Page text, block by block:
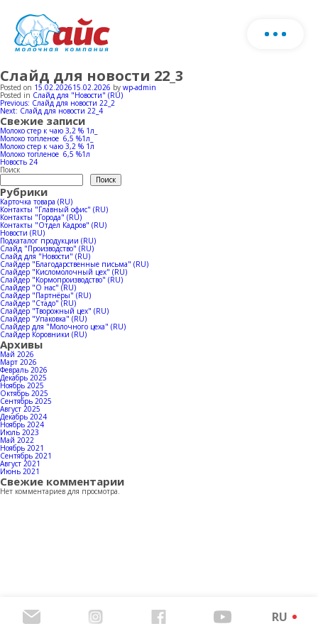
Скачать каталог продукции
О нас
Продукция
Молочная продукция
Мороженое
Horeca
Ферма
Стадо
Коровники
Производство
Производство молока
Производство мороженое
Новости
География продаж
Контакты
Слайд для новости 22_3
Posted on 15.02.202615.02.2026 by wp-admin
Posted in Слайд для "Новости" (RU)
Навигация
по
записям
Previous: Слайд для новости 22_2
Next: Слайд для новости 22_4
Свежие записи
Молоко стер к чаю 3,2 % 1л_
Молоко топленое 6,5 %1л_
Молоко стер к чаю 3,2 % 1л
Молоко топленое 6,5 %1л
Новость 24
Поиск
Поиск
Рубрики
Карточка товара (RU)
Контакты "Главный офис" (RU)
Контакты "Города" (RU)
Контакты "Отдел Кадров" (RU)
Новости (RU)
Подкаталог продукции (RU)
Слайд "Производство" (RU)
Слайд для "Новости" (RU)
Слайдер "Благодарственные письма" (RU)
Слайдер "Кисломолочный цех" (RU)
Слайдер "Кормопроизводство" (RU)
Слайдер "О нас" (RU)
Слайдер "Партнёры" (RU)
Слайдер "Стадо" (RU)
Слайдер "Творожный цех" (RU)
Слайдер "Упаковка" (RU)
Слайдер для "Молочного цеха" (RU)
Слайдер Коровники (RU)
Архивы
Май 2026
Март 2026
Февраль 2026
Декабрь 2025
Ноябрь 2025
Октябрь 2025
Сентябрь 2025
Август 2025
Декабрь 2024
Ноябрь 2024
Июль 2023
Май 2022
Ноябрь 2021
Сентябрь 2021
Август 2021
Июнь 2021
Свежие комментарии
Нет комментариев для просмотра.
RU